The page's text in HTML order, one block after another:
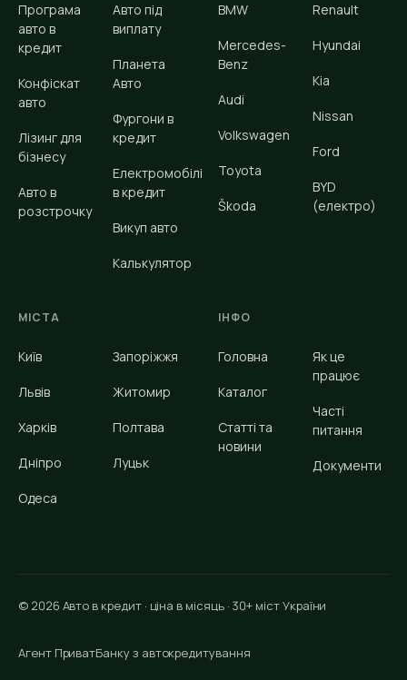
Програма
авто в
кредит
Конфіскат
авто
Лізинг для
бізнесу
Авто в
розстрочку
Авто під
виплату
Планета
Авто
Фургони в
кредит
Електромобілі
в кредит
Викуп авто
Калькулятор
BMW
Mercedes-
Benz
Audi
Volkswagen
Toyota
Škoda
Renault
Hyundai
Kia
Nissan
Ford
BYD
(електро)
МІСТА
Київ
Львів
Харків
Дніпро
Одеса
Запоріжжя
Житомир
Полтава
Луцьк
ІНФО
Головна
Каталог
Статті та
новини
Як це
працює
Часті
питання
Документи
© 2026 Авто в кредит · ціна в місяць · 30+ міст України
Агент ПриватБанку з автокредитування